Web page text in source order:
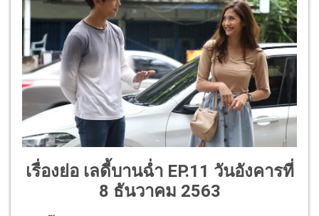
เรื่องย่อ เลดี้บานฉ่ำ EP.11 วันอังคารที่
8 ธันวาคม 2563